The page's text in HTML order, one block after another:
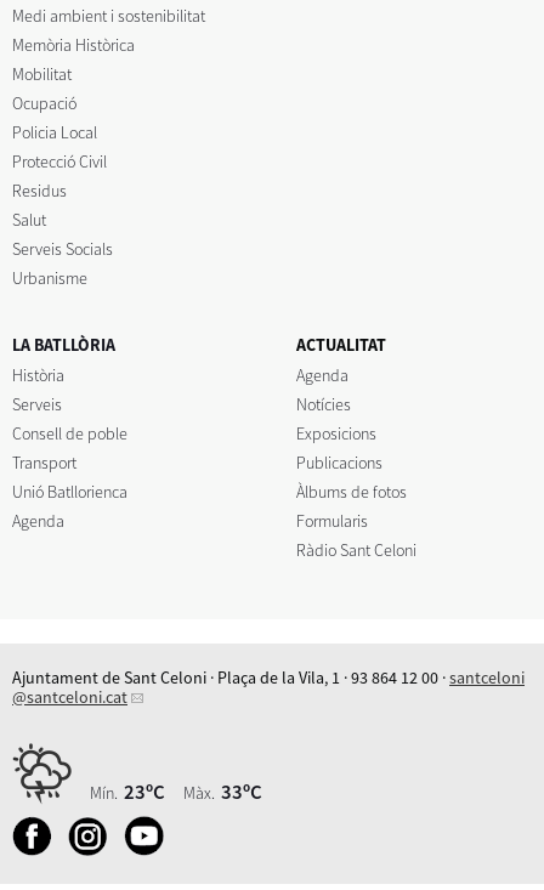
Medi ambient i sostenibilitat
Memòria Històrica
Mobilitat
Ocupació
Policia Local
Protecció Civil
Residus
Salut
Serveis Socials
Urbanisme
LA BATLLÒRIA
Història
Serveis
Consell de poble
Transport
Unió Batllorienca
Agenda
ACTUALITAT
Agenda
Notícies
Exposicions
Publicacions
Àlbums de fotos
Formularis
Ràdio Sant Celoni
Ajuntament de Sant Celoni · Plaça de la Vila, 1 · 93 864 12 00 ·santceloni
@santceloni.cat
Mín. 23ºC Màx. 33ºC